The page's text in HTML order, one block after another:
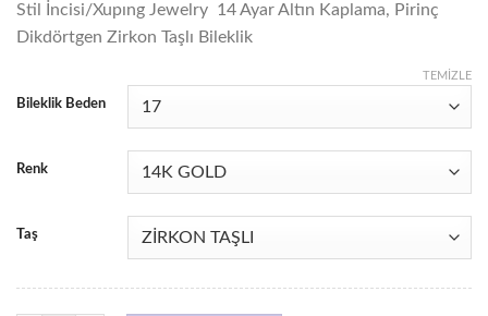
1,079.00 ₺.fiyat:
869.00 ₺.
Stil İncisi/Xupıng Jewelry 14 Ayar Altın Kaplama, Pirinç
Dikdörtgen Zirkon Taşlı Bileklik
Bileklik Beden
Renk
Taş
TEMIZLE